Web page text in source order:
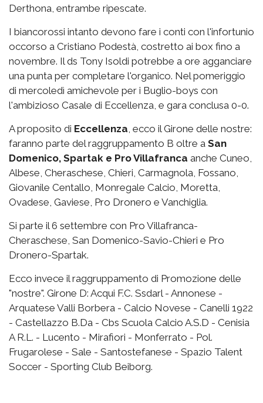
Derthona, entrambe ripescate.
I biancorossi intanto devono fare i conti con l'infortunio
occorso a Cristiano Podestà, costretto ai box fino a
novembre. Il ds Tony Isoldi potrebbe a ore agganciare
una punta per completare l'organico. Nel pomeriggio
di mercoledì amichevole per i Buglio-boys con
l'ambizioso Casale di Eccellenza, e gara conclusa 0-0.
A proposito di Eccellenza, ecco il Girone delle nostre:
faranno parte del raggruppamento B oltre a San
Domenico, Spartak e Pro Villafranca anche Cuneo,
Albese, Cheraschese, Chieri, Carmagnola, Fossano,
Giovanile Centallo, Monregale Calcio, Moretta,
Ovadese, Gaviese, Pro Dronero e Vanchiglia.
Si parte il 6 settembre con Pro Villafranca-
Cheraschese, San Domenico-Savio-Chieri e Pro
Dronero-Spartak.
Ecco invece il raggruppamento di Promozione delle
"nostre". Girone D: Acqui F.C. Ssdarl - Annonese -
Arquatese Valli Borbera - Calcio Novese - Canelli 1922
- Castellazzo B.Da - Cbs Scuola Calcio A.S.D - Cenisia
A R.L. - Lucento - Mirafiori - Monferrato - Pol.
Frugarolese - Sale - Santostefanese - Spazio Talent
Soccer - Sporting Club Beiborg.